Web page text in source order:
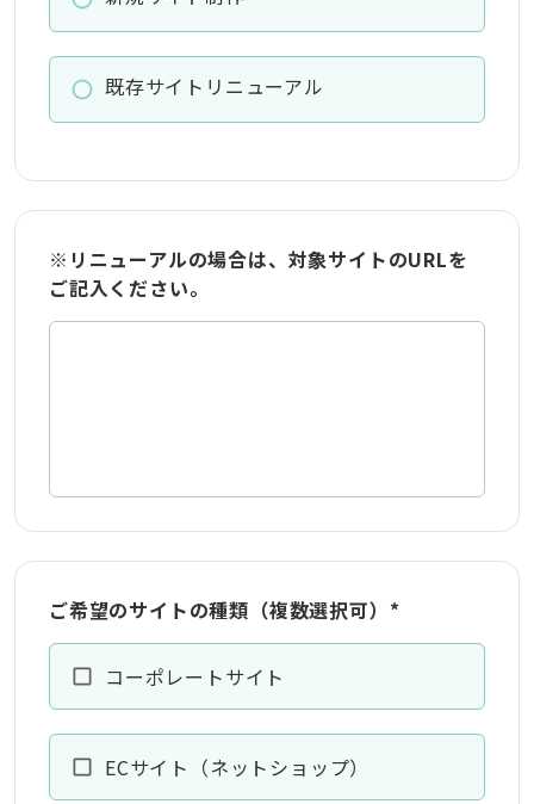
既存サイトリニューアル
※リニューアルの場合は、対象サイトのURLを
ご記入ください。
ご希望のサイトの種類（複数選択可） *
コーポレートサイト
ECサイト（ネットショップ）